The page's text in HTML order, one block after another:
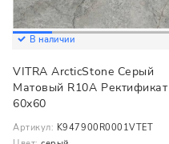
В наличии
VITRA ArcticStone Серый
Матовый R10A Ректификат
60x60
Артикул: K947900R0001VTET